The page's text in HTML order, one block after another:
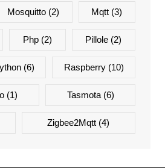
Mosquitto(2) Mqtt (3)
Php(2) Pillole (2)
(6) Raspberry(10)
(1) Tasmota(6)
Zigbee2Mqtt (4)